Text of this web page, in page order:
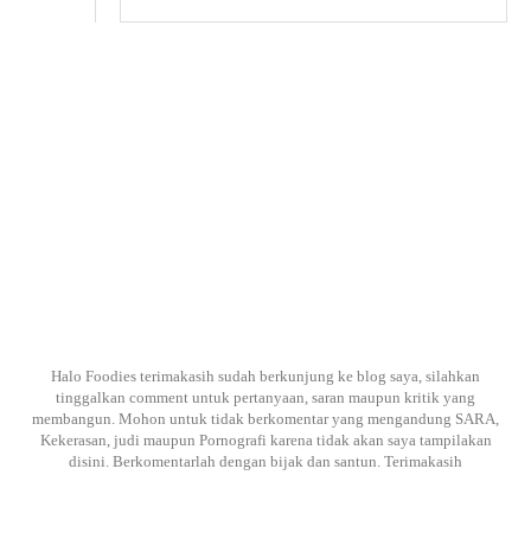
Halo Foodies terimakasih sudah berkunjung ke blog saya, silahkan
tinggalkan comment untuk pertanyaan, saran maupun kritik yang
membangun. Mohon untuk tidak berkomentar yang mengandung SARA,
Kekerasan, judi maupun Pornografi karena tidak akan saya tampilakan
disini. Berkomentarlah dengan bijak dan santun. Terimakasih